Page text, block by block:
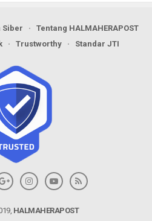
Siber
Tentang HALMAHERAPOST
Trustworthy Standar JTI
HALMAHERAPOST